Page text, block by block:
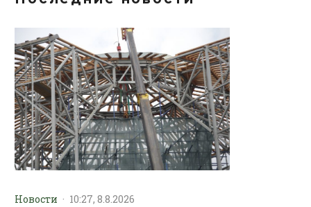
Новости · 10:27, 8.8.2026